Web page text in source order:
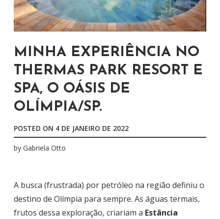
MINHA EXPERIÊNCIA NO
THERMAS PARK RESORT E
SPA, O OÁSIS DE
OLÍMPIA/SP.
POSTED ON 4 DE JANEIRO DE 2022
by Gabriela Otto
A busca (frustrada) por petróleo na região definiu o
destino de Olímpia para sempre. As águas termais,
frutos dessa exploração, criariam a Estância